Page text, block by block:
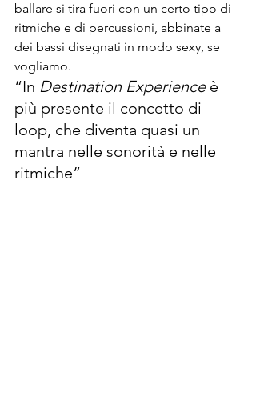
ballare si tira fuori con un certo tipo di
ritmiche e di percussioni, abbinate a
dei bassi disegnati in modo sexy, se
vogliamo.
“In Destination Experience è
più presente il concetto di
loop, che diventa quasi un
mantra nelle sonorità e nelle
ritmiche”